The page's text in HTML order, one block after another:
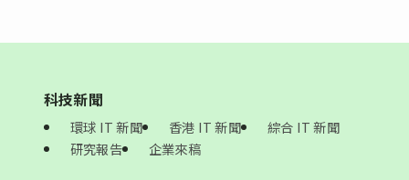
科技新聞
環球 IT 新聞 香港 IT 新聞
綜合 IT 新聞
研究報告
企業來稿